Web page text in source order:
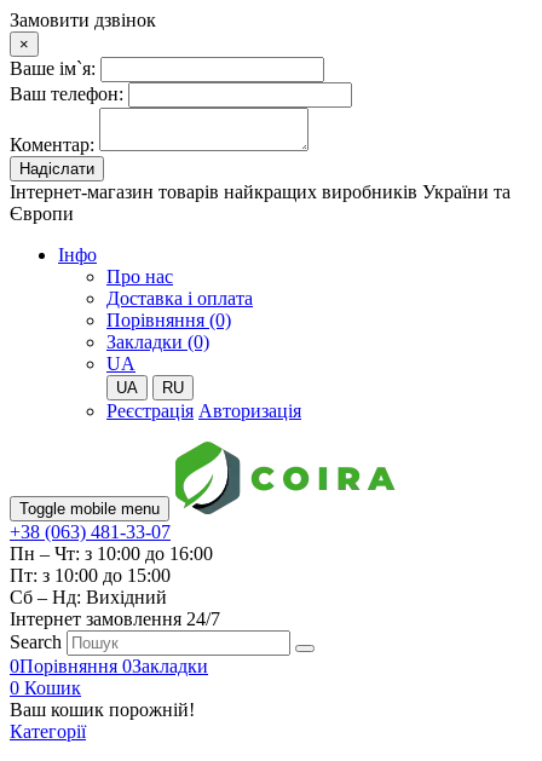
Замовити дзвінок
×
Ваше ім`я:
Ваш телефон:
Коментар:
Надіслати
Інтернет-магазин товарів найкращих виробників України та
Європи
Iнфо
Про нас
Доставка і оплата
Порівняння (0)
Закладки (0)
UA
UA RU
Реєстрація Авторизація
Toggle mobile menu
+38 (063) 481-33-07
Пн – Чт: з 10:00 до 16:00
Пт: з 10:00 до 15:00
Сб – Нд: Вихідний
Інтернет замовлення 24/7
Search
0Порівняння 0Закладки
0 Кошик
Ваш кошик порожній!
Категорії